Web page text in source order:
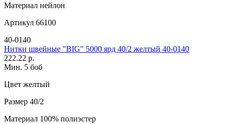
Материал нейлон
Артикул 66100
40-0140
Нитки швейные "BIG" 5000 ярд 40/2 желтый 40-0140
222.22 р.
Мин. 5 боб
Цвет желтый
Размер 40/2
Материал 100% полиэстер